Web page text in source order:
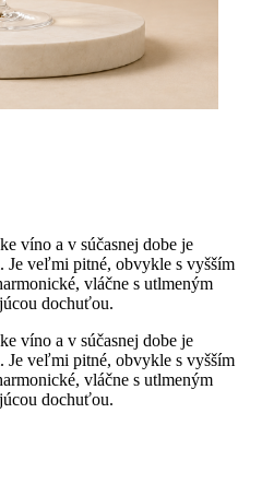
víno a v súčasnej dobe je
Je veľmi pitné, obvykle s vyšším
vláčne s utlmeným
dochuťou.
víno a v súčasnej dobe je
Je veľmi pitné, obvykle s vyšším
vláčne s utlmeným
dochuťou.